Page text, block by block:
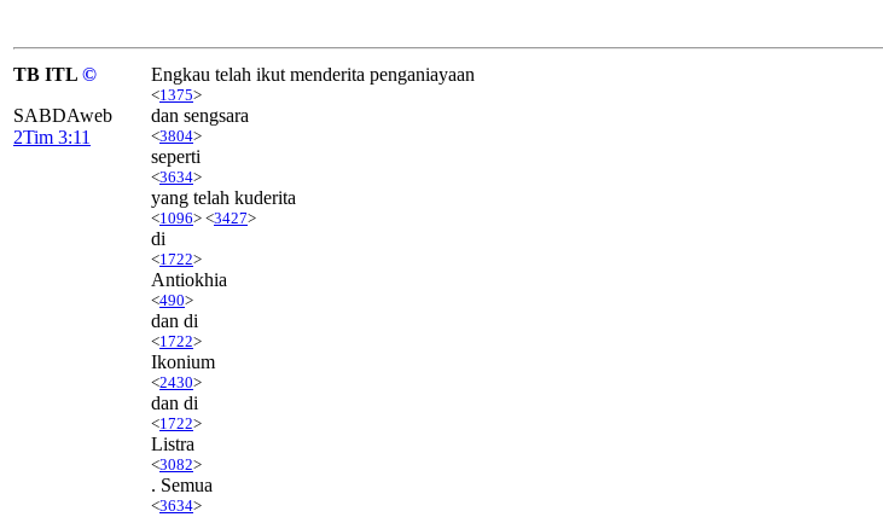
TB ITL ©
SABDAweb
2Tim 3:11
Engkau telah ikut menderita penganiayaan
<1375>
dan sengsara
<3804>
seperti
<3634>
yang telah kuderita
<1096> <3427>
di
<1722>
Antiokhia
<490>
dan di
<1722>
Ikonium
<2430>
dan di
<1722>
Listra
<3082>
. Semua
<3634>